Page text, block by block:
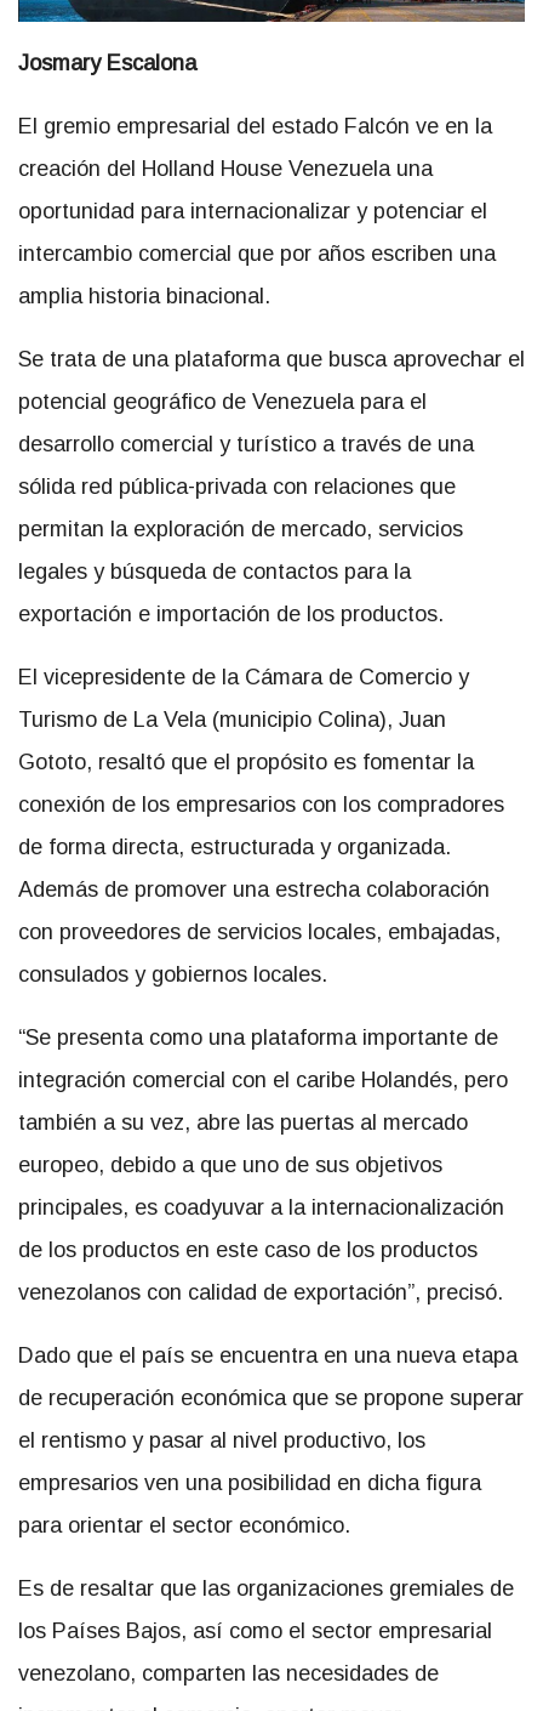
Josmary Escalona
El gremio empresarial del estado Falcón ve en la
creación del Holland House Venezuela una
oportunidad para internacionalizar y potenciar el
intercambio comercial que por años escriben una
amplia historia binacional.
Se trata de una plataforma que busca aprovechar el
potencial geográfico de Venezuela para el
desarrollo comercial y turístico a través de una
sólida red pública-privada con relaciones que
permitan la exploración de mercado, servicios
legales y búsqueda de contactos para la
exportación e importación de los productos.
El vicepresidente de la Cámara de Comercio y
Turismo de La Vela (municipio Colina), Juan
Gototo, resaltó que el propósito es fomentar la
conexión de los empresarios con los compradores
de forma directa, estructurada y organizada.
Además de promover una estrecha colaboración
con proveedores de servicios locales, embajadas,
consulados y gobiernos locales.
“Se presenta como una plataforma importante de
integración comercial con el caribe Holandés, pero
también a su vez, abre las puertas al mercado
europeo, debido a que uno de sus objetivos
principales, es coadyuvar a la internacionalización
de los productos en este caso de los productos
venezolanos con calidad de exportación”, precisó.
Dado que el país se encuentra en una nueva etapa
de recuperación económica que se propone superar
el rentismo y pasar al nivel productivo, los
empresarios ven una posibilidad en dicha figura
para orientar el sector económico.
Es de resaltar que las organizaciones gremiales de
los Países Bajos, así como el sector empresarial
venezolano, comparten las necesidades de